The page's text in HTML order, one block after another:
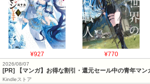
¥927 ¥770
2026/08/07
[PR] 【マンガ】お得な割引・還元セール中の青年マン
Kindleストア